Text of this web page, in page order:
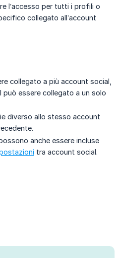
l’accesso per tutti i profili o
collegato all’account
collegato a più account social,
essere collegato a un solo
diverso allo stesso account
anche essere incluse
tra account social.